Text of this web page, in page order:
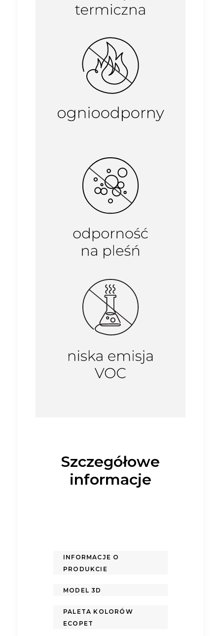
Szczegółowe
informacje
INFORMACJE O
PRODUKCIE
MODEL 3D
PALETA KOLORÓW
ECOPET